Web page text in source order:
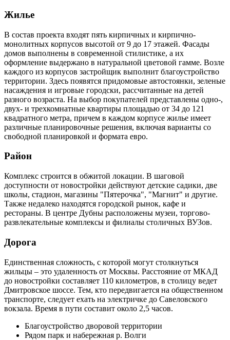
Жилье
В состав проекта входят пять кирпичных и кирпично-
монолитных корпусов высотой от 9 до 17 этажей. Фасады
домов выполнены в современной стилистике, а их
оформление выдержано в натуральной цветовой гамме. Возле
каждого из корпусов застройщик выполнит благоустройство
территории. Здесь появятся придомовые автостоянки, зеленые
насаждения и игровые городски, рассчитанные на детей
разного возраста. На выбор покупателей представлены одно-,
двух- и трехкомнатные квартиры площадью от 34 до 121
квадратного метра, причем в каждом корпусе жилье имеет
различные планировочные решения, включая варианты со
свободной планировкой и формата евро.
Район
Комплекс строится в обжитой локации. В шаговой
доступности от новостройки действуют детские садики, две
школы, стадион, магазины "Пятерочка", "Магнит" и другие.
Также недалеко находятся городской рынок, кафе и
рестораны. В центре Дубны расположены музеи, торгово-
развлекательные комплексы и филиалы столичных ВУЗов.
Дорога
Единственная сложность, с которой могут столкнуться
жильцы – это удаленность от Москвы. Расстояние от МКАД
до новостройки составляет 110 километров, в столицу ведет
Дмитровское шоссе. Тем, кто передвигается на общественном
транспорте, следует ехать на электричке до Савеловского
вокзала. Время в пути составит около 2,5 часов.
Благоустройство дворовой территории
Рядом парк и набережная р. Волги